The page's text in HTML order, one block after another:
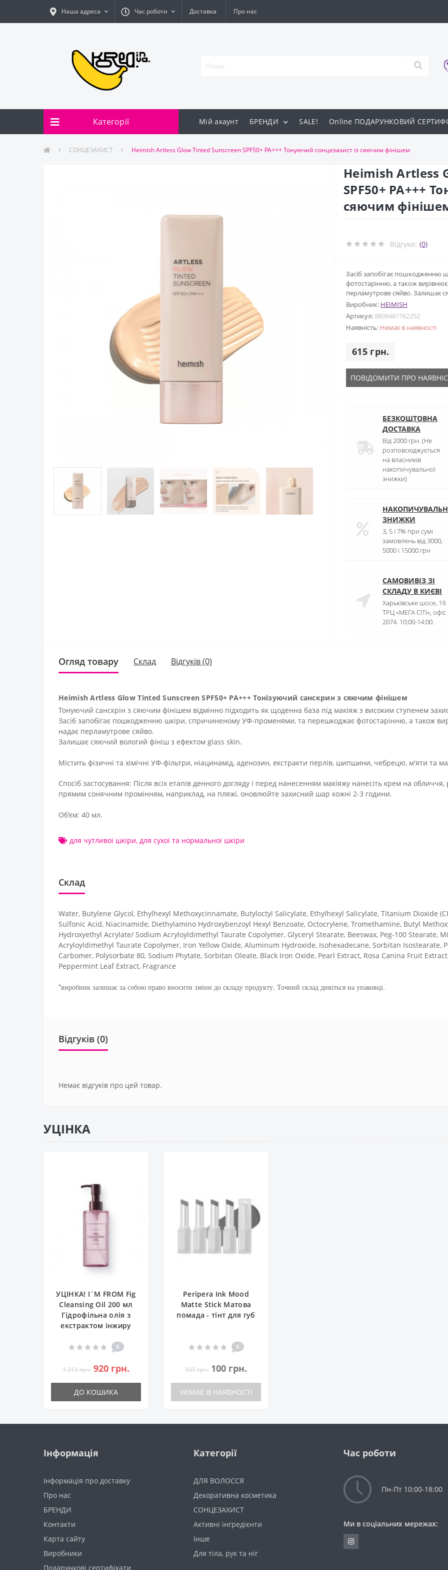
Наша адреса Час роботи Доставка Про нас
Категорії Мій акаунт БРЕНДИ SALE! Online ПОДАРУНКОВИЙ
Контакти
СОНЦЕЗАХИСТ Heimish Artless Glow Tinted Sunscreen SPF50+ PA+++ Тонуючий сонцезахист із сяючим фінішем
Heimish Artless
SPF50+ PA+++
сяючим
Відгуки: (0)
Засіб запобігає
фотостарінню, а також
перламутрове сяйво. Залишає
Виробник: HEIMISH
Артикул: 8809481762252
Наявність: Немає в наявності
615 грн.
ПОВІДОМИТИ ПРО
БЕЗКОШТОВНА
ДОСТАВКА
Від 2000 грн. (Не
розповсюджується
на власників
накопичувальної
знижки)
ЗНИЖКИ
3, 5 і 7% при сумі
замовлень від 3000,
5000 і 15000 грн
САМОВИВІЗ ЗІ
СКЛАДУ В КИЄВІ
Харьківське шосе, 19.
ТРЦ «МЕГА СІТІ», офіс
2074. 10:00-14:00.
Огляд товару Склад Відгуків (0)
Heimish Artless Glow Tinted Sunscreen SPF50+ PA+++ Тонізуючий санскрин з сяючим фінішем
Тонуючий санскрін з сяючим фінішем відмінно підходить як щоденна база під макіяж з високим ступенем
Засіб запобігає пошкодженню шкіри, спричиненому УФ-променями, та перешкоджає фотостарінню, а також
надає перламутрове сяйво.
Залишає сяючий вологий фініш з ефектом glass skin.
Містить фізичні та хімічні УФ-фільтри, ніацинамід, аденозин, екстракти перлів, шипшини, чебрецю, м'яти та
Спосіб застосування: Після всіх етапів денного догляду і перед нанесенням макіяжу нанесіть крем на
прямим сонячним промінням, наприклад, на пляжі, оновлюйте захисний шар кожні 2-3 години.
Об'єм: 40 мл.
для чутливої шкіри, для сухої та нормальної шкіри
Склад
Water, Butylene Glycol, Ethylhexyl Methoxycinnamate, Butyloctyl Salicylate, Ethylhexyl Salicylate, Titanium Dioxide
Sulfonic Acid, Niacinamide, Diethylamino Hydroxybenzoyl Hexyl Benzoate, Octocrylene, Tromethamine, Butyl
Hydroxyethyl Acrylate/ Sodium Acryloyldimethyl Taurate Copolymer, Glyceryl Stearate, Beeswax, Peg-100 Stearate,
Acryloyldimethyl Taurate Copolymer, Iron Yellow Oxide, Aluminum Hydroxide, Isohexadecane, Sorbitan Isostearate,
Carbomer, Polysorbate 80, Sodium Phytate, Sorbitan Oleate, Black Iron Oxide, Pearl Extract, Rosa Canina Fruit
Peppermint Leaf Extract, Fragrance
*виробник залишає за собою право вносити зміни до складу продукту. Точний склад дивіться на упаковці.
Відгуків (0)
Немає відгуків про цей товар.
УЦІНКА
УЦІНКА! I`M FROM Fig
Cleansing Oil 200 мл
Гідрофільна олія з
екстрактом інжиру
0
1 315 грн. 920 грн.
ДО КОШИКА
Peripera Ink Mood
Matte Stick Матова
помада - тінт для губ
0
505 грн. 100 грн.
НЕМАЄ В НАЯВНОСТІ
Інформація
Інформація про доставку
Про нас
БРЕНДИ
Контакти
Карта сайту
Виробники
Подарункові сертифікати
Категорії
ДЛЯ ВОЛОССЯ
Декоративна косметика
СОНЦЕЗАХИСТ
Активні інгредієнти
Інше
Для тіла, рук та ніг
Час роботи
Пн-Пт 10:00-18:00
Ми в соціальних мережах: